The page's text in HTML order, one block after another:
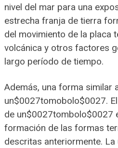
nivel del mar para una
estrecha franja de tierra
del movimiento de la placa
volcánica y otros factores
largo período de tiempo.
Además, una forma similar
un$0027tomobolo$0027.
de un$0027tombolo$0027
formación de las formas
descritas anteriormente.